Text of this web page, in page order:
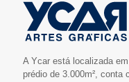
A Ycar está localizada
prédio de 3.000m², conta